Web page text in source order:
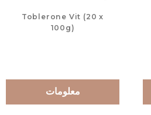
Toblerone Vit (20 x
100g)
معلومات